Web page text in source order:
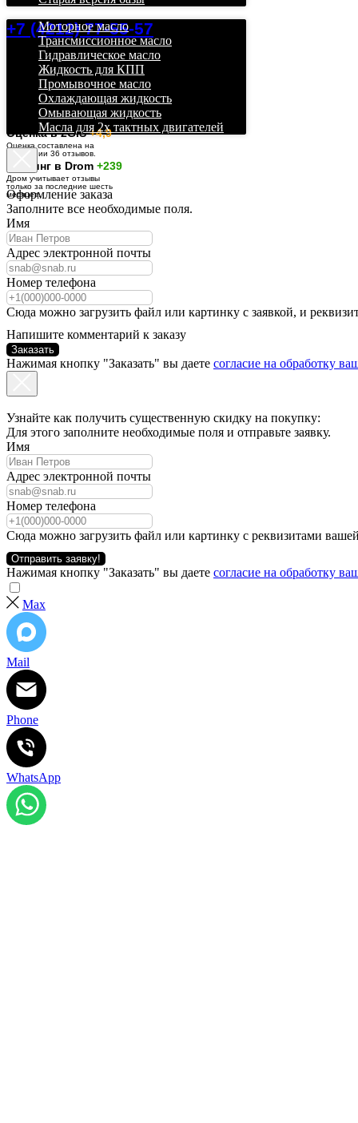
+7 (4212) 77-55-57
Оценка в 2GIS+4,9
Оценка составлена на
основании 36 отзывов.
Рейтинг в Drom +239
Дром учитывает отзывы
только за последние шесть
месяцев.
Моторное масло
Трансмиссионное масло
Гидравлическое масло
Жидкость для КПП
Промывочное масло
Охлаждающая жидкость
Омывающая жидкость
Масла для 2х тактных двигателей
Оформление заказа
Заполните все необходимые поля.
Имя
Адрес электронной почты
Номер телефона
Сюда можно загрузить файл или картинку с заявкой, и
Напишите комментарий к заказу
Заказать
Нажимая кнопку "Заказать" вы даете согласие на обработку
Узнайте как получить существенную скидку на покупку:
Для этого заполните необходимые поля и отправьте заявку.
Имя
Адрес электронной почты
Номер телефона
Сюда можно загрузить файл или картинку с реквизитами
Отправить заявку!
Нажимая кнопку "Заказать" вы даете согласие на обработку
Max
Mail
Phone
WhatsApp